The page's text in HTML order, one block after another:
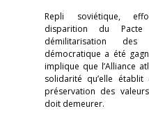
Repli soviétique,
disparition du
démilitarisation
démocratique a été
implique que l’Alliance
solidarité qu’elle
préservation des
doit demeurer.